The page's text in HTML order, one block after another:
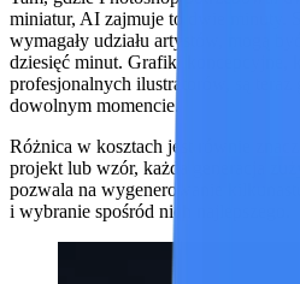
miniatur, AI zajmuje to dwie minuty.
wymagały udziału artystów, mogą
dziesięć minut. Grafiki koncepcyjne,
profesjonalnych ilustratorów, są teraz
dowolnym momencie.
Różnica w kosztach jest równie
projekt lub wzór, każda generacja
pozwala na wygenerowanie
i wybranie spośród nich najlepszego.